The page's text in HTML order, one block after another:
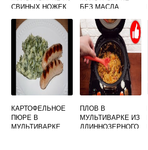
СВИНЫХ НОЖЕК
БЕЗ МАСЛА
КАРТОФЕЛЬНОЕ
ПЮРЕ В
МУЛЬТИВАРКЕ
ПЛОВ В
МУЛЬТИВАРКЕ ИЗ
ДЛИННОЗЕРНОГО